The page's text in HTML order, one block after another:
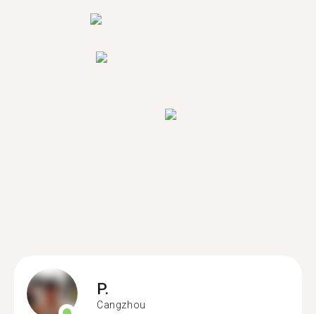
P.
Cangzhou